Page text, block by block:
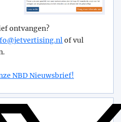
ontvangen?
of vul
NBD Nieuwsbrief!